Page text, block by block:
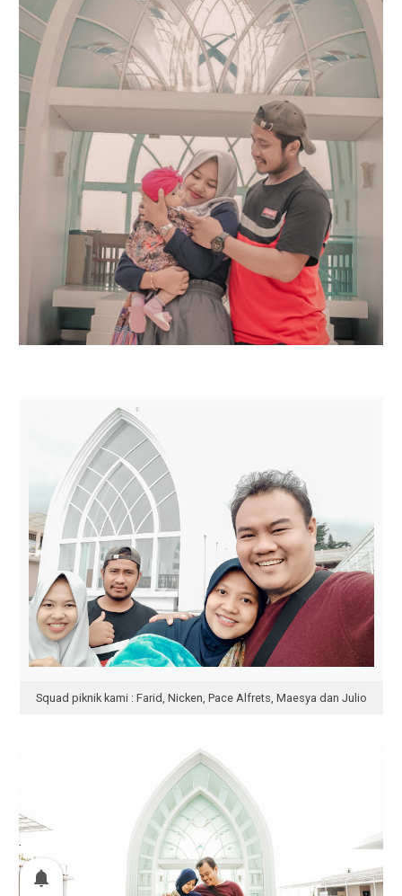
Squad piknik kami : Farid, Nicken, Pace Alfrets, Maesya dan Julio
notifications